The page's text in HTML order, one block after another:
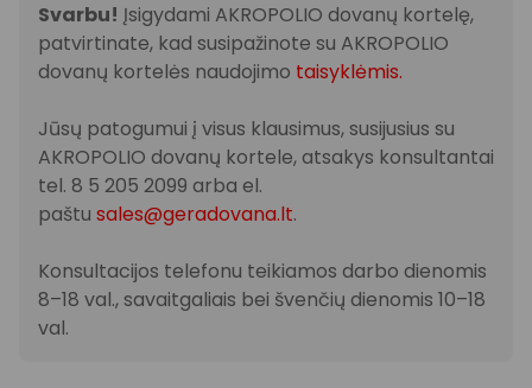
Svarbu! Įsigydami AKROPOLIO dovanų kortelę,
patvirtinate, kad susipažinote su AKROPOLIO
dovanų kortelės naudojimo taisyklėmis.
Jūsų patogumui į visus klausimus, susijusius su
AKROPOLIO dovanų kortele, atsakys konsultantai
tel. 8 5 205 2099 arba el.
paštu sales@geradovana.lt.
Konsultacijos telefonu teikiamos darbo dienomis
8–18 val., savaitgaliais bei švenčių dienomis 10–18
val.